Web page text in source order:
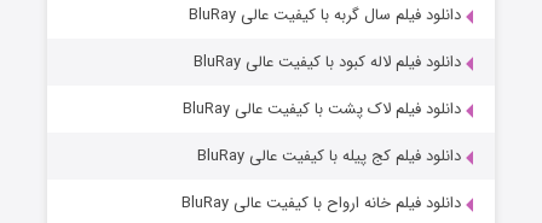
قسمت7 (زیرنویس) منتشر شد دانلود فیلم سال گربه با کیفیت عالی BluRay
دانلود فیلم لاله کبود با کیفیت عالی BluRay
دانلود فیلم لاک پشت با کیفیت عالی BluRay
دانلود فیلم کج‌ پیله با کیفیت عالی BluRay
دانلود فیلم خانه ارواح با کیفیت عالی BluRay